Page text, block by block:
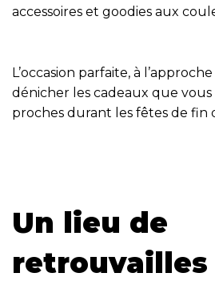
accessoires et goodies aux
L’occasion parfaite, à
dénicher les cadeaux que
proches durant les fêtes de fin
Un lieu de
retrouvailles